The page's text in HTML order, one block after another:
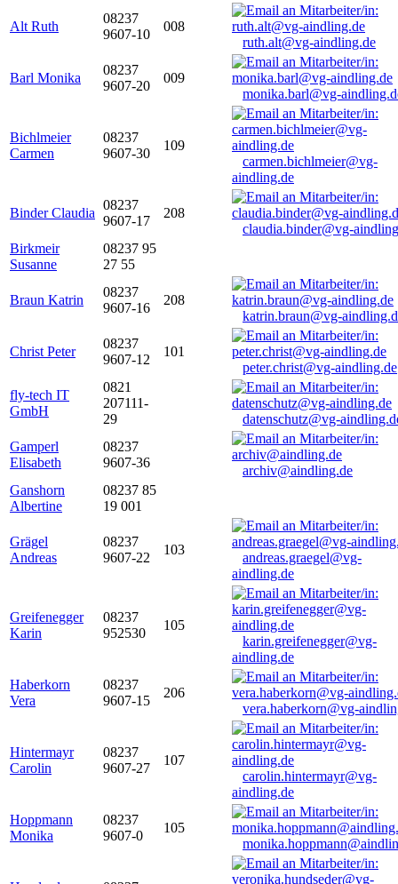
Alt Ruth
08237
9607-10
008
ruth.alt@vg-aindling.de
Barl Monika
08237
9607-20
009
monika.barl@vg-
Bichlmeier
Carmen
08237
9607-30
109
carmen.bichlmeier@vg-
aindling.de
Binder Claudia
08237
9607-17
208
claudia.binder@vg-
Birkmeir
Susanne
08237 95
27 55
Braun Katrin
08237
9607-16
208
katrin.braun@vg-
Christ Peter
08237
9607-12
101
peter.christ@vg-aindling.de
fly-tech IT
GmbH
0821
207111-
29
datenschutz@vg-
Gamperl
Elisabeth
08237
9607-36
archiv@aindling.de
Ganshorn
Albertine
08237 85
19 001
Grägel
Andreas
08237
9607-22
103
andreas.graegel@vg-
aindling.de
Greifenegger
Karin
08237
952530
105
karin.greifenegger@vg-
aindling.de
Haberkorn
Vera
08237
9607-15
206
vera.haberkorn@vg-
Hintermayr
Carolin
08237
9607-27
107
carolin.hintermayr@vg-
aindling.de
Hoppmann
Monika
08237
9607-0
105